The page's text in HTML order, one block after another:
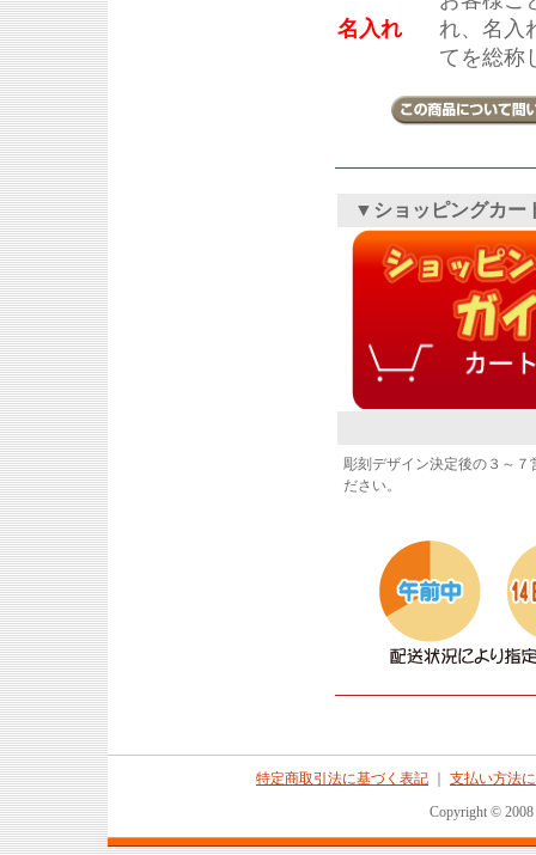
名入れ
れ、名入
てを総称
▼ショッピングカー
彫刻デザイン決定後の３～
ださい。
特定商取引法に基づく表記
支払い方法
Copyright © 2008